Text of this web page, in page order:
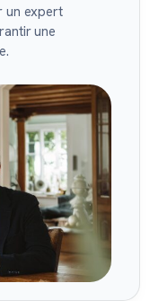
un expert
une